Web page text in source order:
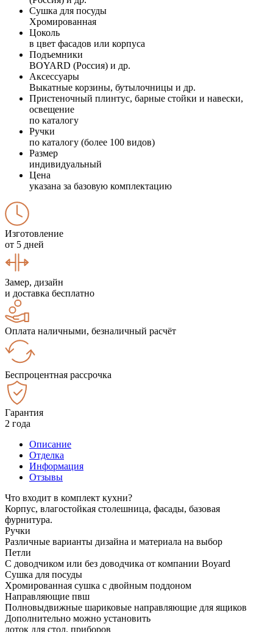
Сушка для посуды
Хромированная
Цоколь
в цвет фасадов или корпуса
Подъемники
BOYARD (Россия) и др.
Аксессуары
Выкатные корзины, бутылочницы и др.
Пристеночный плинтус, барные стойки и навески,
освещение
по каталогу
Ручки
по каталогу (более 100 видов)
Размер
индивидуальный
Цена
указана за базовую комплектацию
Изготовление
от 5 дней
Замер, дизайн
и доставка бесплатно
Оплата наличными, безналичный расчёт
Беспроцентная рассрочка
Гарантия
2 года
Описание
Отделка
Информация
Отзывы
Что входит в комплект кухни?
Корпус, влагостойкая столешница, фасады, базовая
фурнитура.
Ручки
Различные варианты дизайна и материала на выбор
Петли
С доводчиком или без доводчика от компании Boyard
Сушка для посуды
Хромированная сушка с двойным поддоном
Направляющие пвш
Полновыдвижные шариковые направляющие для ящиков
Дополнительно можно установить
лоток для стол. приборов